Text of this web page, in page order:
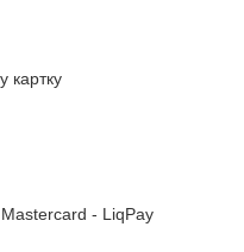
картку
- LiqPay